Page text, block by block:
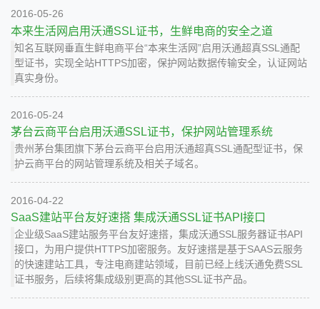
2016-05-26
本来生活网启用沃通SSL证书，生鲜电商的安全之道
知名互联网垂直生鲜电商平台“本来生活网”启用沃通超真SSL通配
型证书，实现全站HTTPS加密，保护网站数据传输安全，认证网站
真实身份。
2016-05-24
茅台云商平台启用沃通SSL证书，保护网站管理系统
贵州茅台集团旗下茅台云商平台启用沃通超真SSL通配型证书，保
护云商平台的网站管理系统及相关子域名。
2016-04-22
SaaS建站平台友好速搭 集成沃通SSL证书API接口
企业级SaaS建站服务平台友好速搭，集成沃通SSL服务器证书API
接口，为用户提供HTTPS加密服务。友好速搭是基于SAAS云服务
的快速建站工具，专注电商建站领域，目前已经上线沃通免费SSL
证书服务，后续将集成级别更高的其他SSL证书产品。